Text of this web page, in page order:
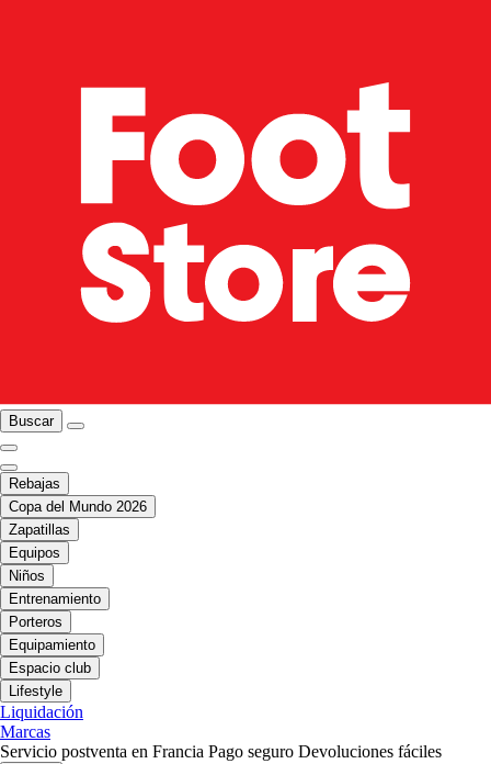
Buscar
Rebajas
Copa del Mundo 2026
Zapatillas
Equipos
Niños
Entrenamiento
Porteros
Equipamiento
Espacio club
Lifestyle
Liquidación
Marcas
Servicio postventa en Francia Pago seguro Devoluciones fáciles